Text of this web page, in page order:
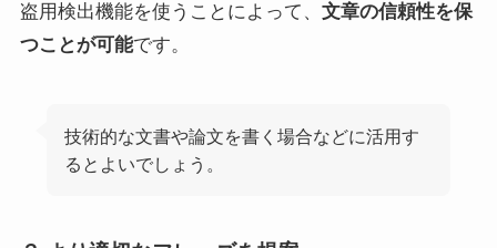
盗用検出機能を使うことによって、 文章の信頼性を保
つことが可能です。
技術的な文書や論文を書く場合などに活用す
るとよいでしょう。